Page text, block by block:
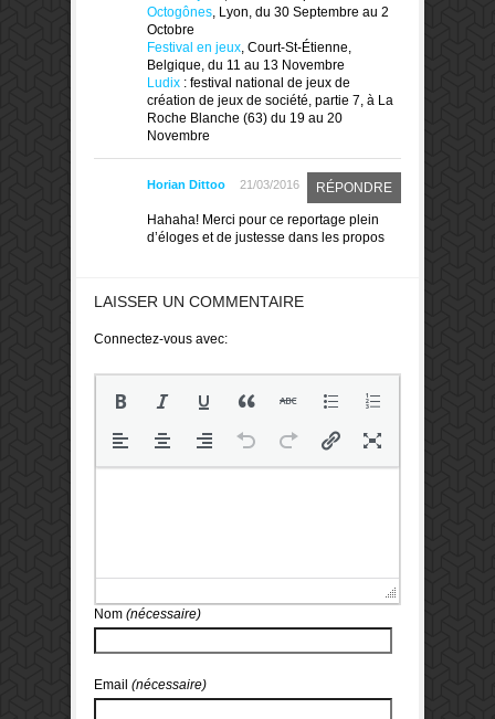
Octogônes, Lyon, du 30 Septembre au 2
Octobre
Festival en jeux, Court-St-Étienne,
Belgique, du 11 au 13 Novembre
Ludix : festival national de jeux de
création de jeux de société, partie 7, à La
Roche Blanche (63) du 19 au 20
Novembre
Horian Dittoo 21/03/2016 RÉPONDRE
Hahaha! Merci pour ce reportage plein
d’éloges et de justesse dans les propos
LAISSER UN COMMENTAIRE
Connectez-vous avec:
Nom (nécessaire)
Email (nécessaire)